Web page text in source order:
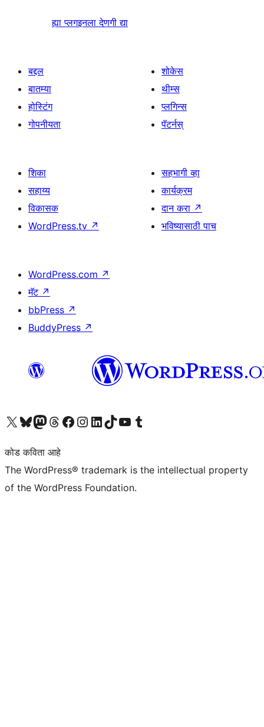
ह्या प्लगइनला देणगी द्या
बद्दल
बातम्या
होस्टिंग
गोपनीयता
शोकेस
थीम्स
प्लगिन्स
पॅटर्नस्
शिका
सहाय्य
विकासक
WordPress.tv ↗
सहभागी व्हा
कार्यक्रम
दान करा ↗
भविष्यासाठी पाच
WordPress.com ↗
मॅट ↗
bbPress ↗
BuddyPress ↗
आमच्या X (एक्स) (पूर्वीचे ट्विटर) खात्याला भेट द्या आमच्या ब्लूस्की खात्याला भेट द्या.आमच्या Mastodon खात्याला भेट द्या.आमच्या थ्रेड्स खात्याला भेट द्या. आमच्या फेसबुक पेजला भेट द्या आमच्या इंस्टाग्राम खात्याला भेट द्या आमच्या लिंक्डइन खात्याला भेट द्या आमच्या टिकटॉक अकाउंटला भेट द्या.आमच्या यूट्यूब चॅनेलला भेट द्या आमच्या टंबलर खात्याला भेट द्या.
कोड कविता आहे
The WordPress® trademark is the intellectual property
of the WordPress Foundation.